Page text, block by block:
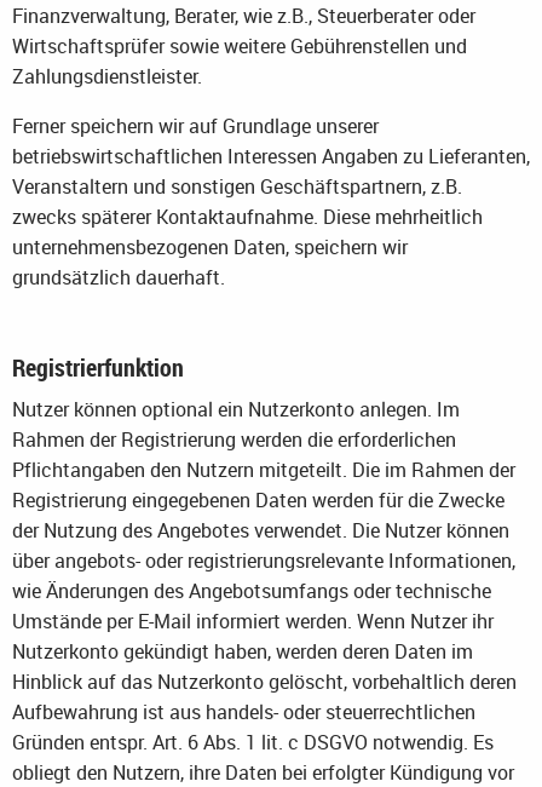
Finanzverwaltung, Berater, wie z.B., Steuerberater oder
Wirtschaftsprüfer sowie weitere Gebührenstellen und
Zahlungsdienstleister.
Ferner speichern wir auf Grundlage unserer
betriebswirtschaftlichen Interessen Angaben zu Lieferanten,
Veranstaltern und sonstigen Geschäftspartnern, z.B.
zwecks späterer Kontaktaufnahme. Diese mehrheitlich
unternehmensbezogenen Daten, speichern wir
grundsätzlich dauerhaft.
Registrierfunktion
Nutzer können optional ein Nutzerkonto anlegen. Im
Rahmen der Registrierung werden die erforderlichen
Pflichtangaben den Nutzern mitgeteilt. Die im Rahmen der
Registrierung eingegebenen Daten werden für die Zwecke
der Nutzung des Angebotes verwendet. Die Nutzer können
über angebots- oder registrierungsrelevante Informationen,
wie Änderungen des Angebotsumfangs oder technische
Umstände per E-Mail informiert werden. Wenn Nutzer ihr
Nutzerkonto gekündigt haben, werden deren Daten im
Hinblick auf das Nutzerkonto gelöscht, vorbehaltlich deren
Aufbewahrung ist aus handels- oder steuerrechtlichen
Gründen entspr. Art. 6 Abs. 1 lit. c DSGVO notwendig. Es
obliegt den Nutzern, ihre Daten bei erfolgter Kündigung vor